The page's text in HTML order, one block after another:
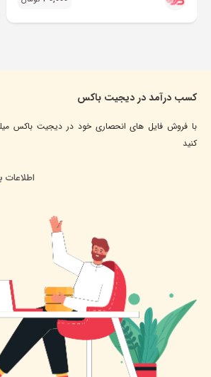
کسب درآمد در دیجیت باکس
با فروش فایل های انحصاری خود در دیجیت باکس
کنید
اطلاعات